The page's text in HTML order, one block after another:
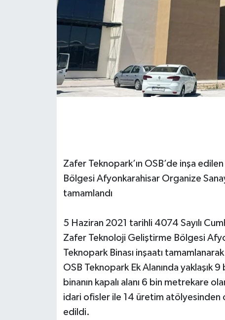
Zafer Teknopark’ın OSB’de inşa
Bölgesi Afyonkarahisar Organize
tamamlandı
5 Haziran 2021 tarihli 4074 Sayılı
Zafer Teknoloji Geliştirme Bölgesi
Teknopark Binası inşaatı
OSB Teknopark Ek Alanında yaklaşık
binanın kapalı alanı 6 bin metrekare
idari ofisler ile 14 üretim atölyesinden
edildi.